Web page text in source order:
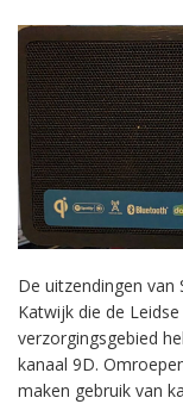
De uitzendingen van
Katwijk die de
verzorgingsgebied
kanaal 9D.
maken gebruik van